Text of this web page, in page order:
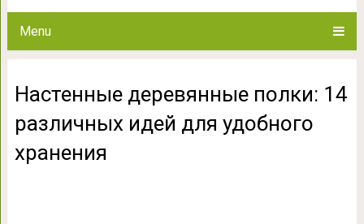
Menu
Настенные деревянные полки: 14
различных идей для удобного
хранения